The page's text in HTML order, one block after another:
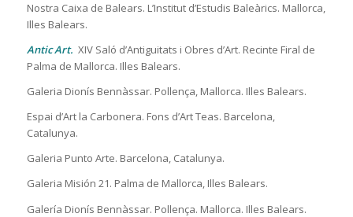
Nostra Caixa de Balears. L’Institut d’Estudis Baleàrics. Mallorca,
Illes Balears.
Antic Art. XIV Saló d’Antiguitats i Obres d’Art. Recinte Firal de
Palma de Mallorca. Illes Balears.
Galeria Dionís Bennàssar. Pollença, Mallorca. Illes Balears.
Espai d’Art la Carbonera. Fons d’Art Teas. Barcelona,
Catalunya.
Galeria Punto Arte. Barcelona, Catalunya.
Galeria Misión 21. Palma de Mallorca, Illes Balears.
Galería Dionís Bennàssar. Pollença. Mallorca. Illes Balears.